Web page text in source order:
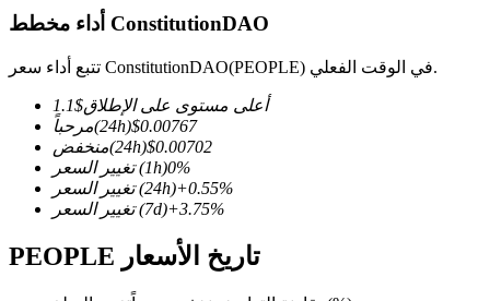
العقود الآجلة للعملات المشفرة
TradFi
مشتقات الأسهم والعملات الأجنبية والمعادن الثمينة والسلع
أداء مخطط ConstitutionDAO
تتبع أداء سعر ConstitutionDAO(PEOPLE) في الوقت الفعلي.
أعلى مستوى على الإطلاق$
1.1
مرحباً
(24h)$0.00767
منخفض
(24h)$0.00702
تغيير السعر
(1h)0%
تغيير السعر
(24h)+0.55%
تغيير السعر
(7d)+3.75%
PEOPLE تاريخ الأسعار